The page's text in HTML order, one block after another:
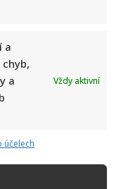
a
a
Vždy aktivní
účelech
Vildumetzová